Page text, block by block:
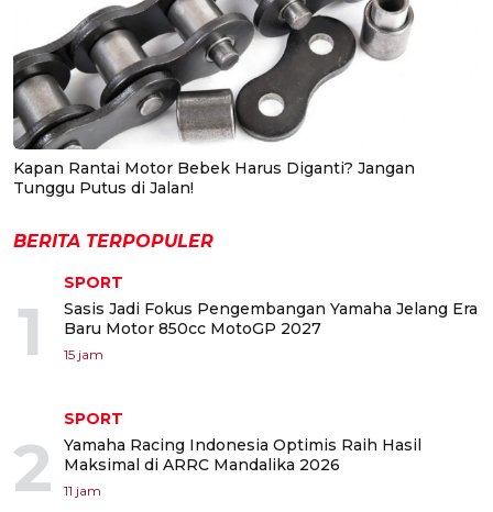
Kapan Rantai Motor Bebek Harus Diganti? Jangan
Tunggu Putus di Jalan!
BERITA TERPOPULER
1
SPORT
Sasis Jadi Fokus Pengembangan Yamaha Jelang Era
Baru Motor 850cc MotoGP 2027
15 jam
2
SPORT
Yamaha Racing Indonesia Optimis Raih Hasil
Maksimal di ARRC Mandalika 2026
11 jam